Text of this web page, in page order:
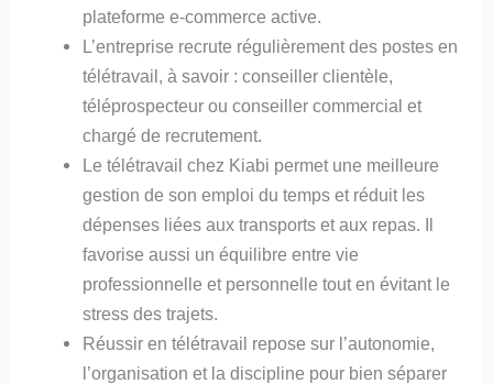
plateforme e-commerce active.
L’entreprise recrute régulièrement des postes en
télétravail, à savoir : conseiller clientèle,
téléprospecteur ou conseiller commercial et
chargé de recrutement.
Le télétravail chez Kiabi permet une meilleure
gestion de son emploi du temps et réduit les
dépenses liées aux transports et aux repas. Il
favorise aussi un équilibre entre vie
professionnelle et personnelle tout en évitant le
stress des trajets.
Réussir en télétravail repose sur l’autonomie,
l’organisation et la discipline pour bien séparer